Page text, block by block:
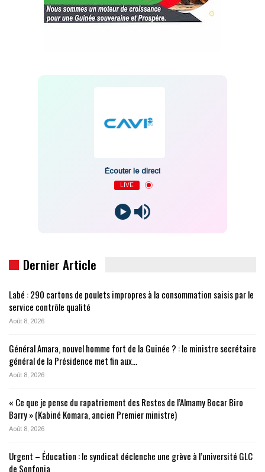
Écouter le direct
LIVE
Dernier Article
Labé : 290 cartons de poulets impropres à la consommation saisis par le
service contrôle qualité
Août 8, 2026
Général Amara, nouvel homme fort de la Guinée ? : le ministre secrétaire
général de la Présidence met fin aux…
Août 8, 2026
« Ce que je pense du rapatriement des Restes de l’Almamy Bocar Biro
Barry » (Kabiné Komara, ancien Premier ministre)
Août 8, 2026
Urgent – Éducation : le syndicat déclenche une grève à l’université GLC
de Sonfonia